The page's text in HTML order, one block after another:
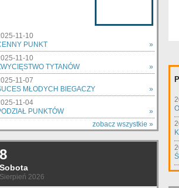
11-10
PUNKT
»
11-10
TYTANÓW
»
11-07
MŁODYCH BIEGACZY
»
11-04
PUNKTÓW
»
zobacz wszystkie »
8
Sobota
Sierpień 2026